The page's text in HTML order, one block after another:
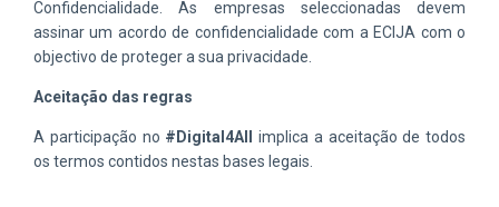
Confidencialidade. As empresas seleccionadas devem
assinar um acordo de confidencialidade com a ECIJA com o
objectivo de proteger a sua privacidade.
Aceitação das regras
A participação no #Digital4All
implica a aceitação de todos
os termos contidos nestas bases legais.